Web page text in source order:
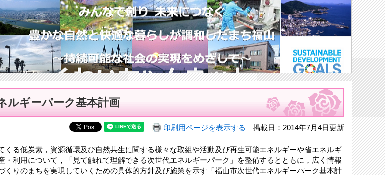
ルギーパーク基本計画
印刷用ページを表示する 掲載日：2014年7月4日更新
る低炭素，資源循環及び自然共生に関する様々な取組や活動及び再生可能エネルギーや省エネルギ
・利用について，「見て触れて理解できる次世代エネルギーパーク」を整備するとともに，広く情報
くりのまちを実現していくための具体的方針及び施策を示す「福山市次世代エネルギーパーク基本計